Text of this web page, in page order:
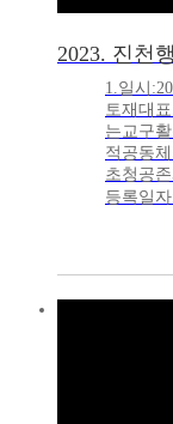
1.일시
토재대
는교구
적공동
초청공
등록일